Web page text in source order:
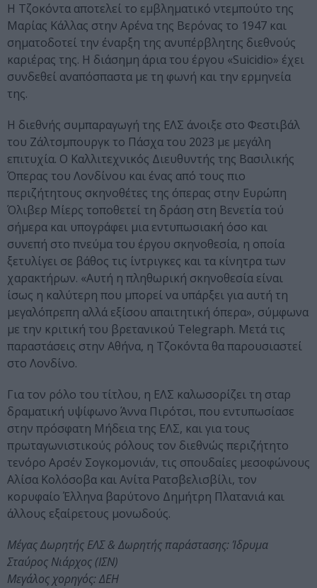
Η Τζοκόντα αποτελεί το εμβληματικό ντεμπούτο της
Μαρίας Κάλλας στην Αρένα της Βερόνας το 1947 και
σηματοδοτεί την έναρξη της ανυπέρβλητης διεθνούς
καριέρας της. Η διάσημη άρια του έργου «Suicidio» έχει
συνδεθεί αναπόσπαστα με τη φωνή και την ερμηνεία
της.
Η διεθνής συμπαραγωγή της ΕΛΣ άνοιξε στο Φεστιβάλ
του Ζάλτσμπουργκ το Πάσχα του 2023 με μεγάλη
επιτυχία. Ο Καλλιτεχνικός Διευθυντής της Βασιλικής
Όπερας του Λονδίνου και ένας από τους πιο
περιζήτητους σκηνοθέτες της όπερας στην Ευρώπη
Όλιβερ Μίερς τοποθετεί τη δράση στη Βενετία τού
σήμερα και υπογράφει μια εντυπωσιακή όσο και
συνεπή στο πνεύμα του έργου σκηνοθεσία, η οποία
ξετυλίγει σε βάθος τις ίντριγκες και τα κίνητρα των
χαρακτήρων. «Αυτή η πληθωρική σκηνοθεσία είναι
ίσως η καλύτερη που μπορεί να υπάρξει για αυτή τη
μεγαλόπρεπη αλλά εξίσου απαιτητική όπερα», σύμφωνα
με την κριτική του βρετανικού Telegraph. Μετά τις
παραστάσεις στην Αθήνα, η Τζοκόντα θα παρουσιαστεί
στο Λονδίνο.
Για τον ρόλο του τίτλου, η ΕΛΣ καλωσορίζει τη σταρ
δραματική υψίφωνο Άννα Πιρότσι, που εντυπωσίασε
στην πρόσφατη Μήδεια της ΕΛΣ, και για τους
πρωταγωνιστικούς ρόλους τον διεθνώς περιζήτητο
τενόρο Αρσέν Σογκομονιάν, τις σπουδαίες μεσοφώνους
Αλίσα Κολόσοβα και Ανίτα Ρατσβελισβίλι, τον
κορυφαίο Έλληνα βαρύτονο Δημήτρη Πλατανιά και
άλλους εξαίρετους μονωδούς.
Μέγας Δωρητής ΕΛΣ & Δωρητής παράστασης: Ίδρυμα
Σταύρος Νιάρχος (ΙΣΝ)
Μεγάλος χορηγός: ΔΕΗ